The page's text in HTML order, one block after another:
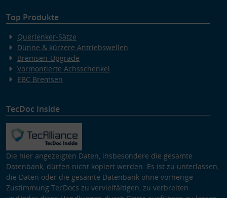
Top Produkte
Querlenker-Sätze
Dünne & kürzere Antriebswellen
Bremsen-Upgrade
Vormontierte Achsschenkel
EBC Bremsen
TecDoc Inside
Die hier angezeigten Daten, insbesondere die gesamte
Datenbank, dürfen nicht kopiert werden. Es ist zu unterlassen,
die Daten oder die gesamte Datenbank ohne vorherige
Zustimmung TecDocs zu vervielfältigen, zu verbreiten